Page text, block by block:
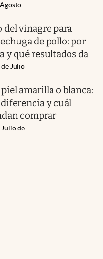
del vinagre para
de pollo: por
y qué resultados da
de Julio
amarilla o blanca:
diferencia y cuál
comprar
Julio de